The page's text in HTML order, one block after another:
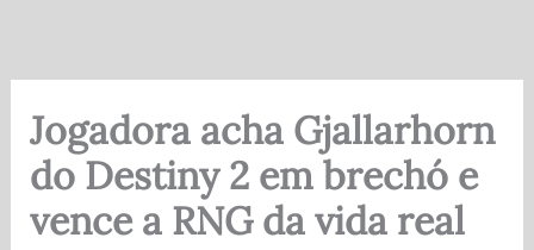
Jogadora acha Gjallarhorn
do Destiny 2 em brechó e
vence a RNG da vida real